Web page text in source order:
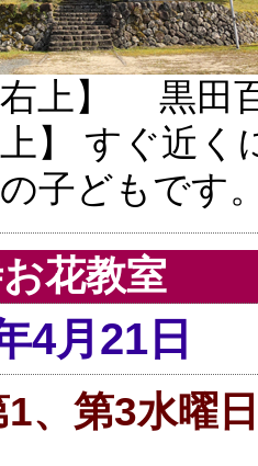
右上】 黒田
上】 すぐ近
子どもです
花教室
4月21日
、第3水曜